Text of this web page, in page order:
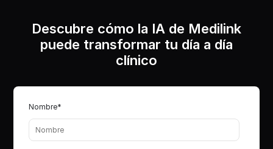
Descubre cómo la IA de Medilink
puede transformar tu día a día
clínico
Nombre*